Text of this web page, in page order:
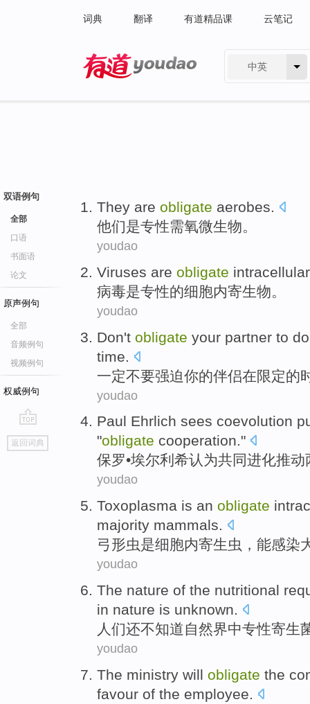
词典 翻译 有道精品课 云笔记
中英
双语例句
全部
口语
书面语
论文
原声例句
全部
音频例句
视频例句
权威例句
go
top
返回词典
They are obligate aerobes.
他们是专性需氧微生物。
youdao
Viruses are obligate intracellular
病毒是专性的细胞内寄生物。
youdao
Don't obligate your partner to do
time
一定不要强迫你的伴侣在限定的
youdao
Paul Ehrlich sees coevolution
"obligate cooperation."
保罗•埃尔利希认为共同进化推动
youdao
Toxoplasma is an obligate
majority mammals.
弓形虫是细胞内寄生虫 ， 能感染
youdao
The nature of the nutritional
in nature is unknown.
人们还不知道 自然界中专性寄生
youdao
The ministry will obligate the
favour of the employee.